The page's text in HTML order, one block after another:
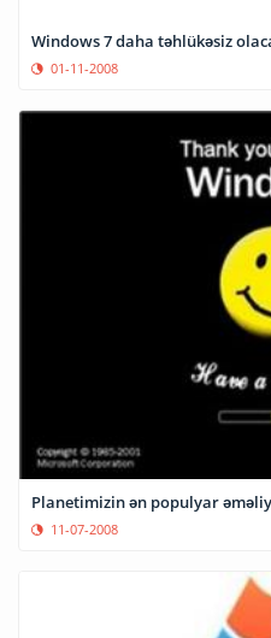
Windows 7 daha təhlükəsiz
01-11-2008
Planetimizin ən populyar
11-07-2008